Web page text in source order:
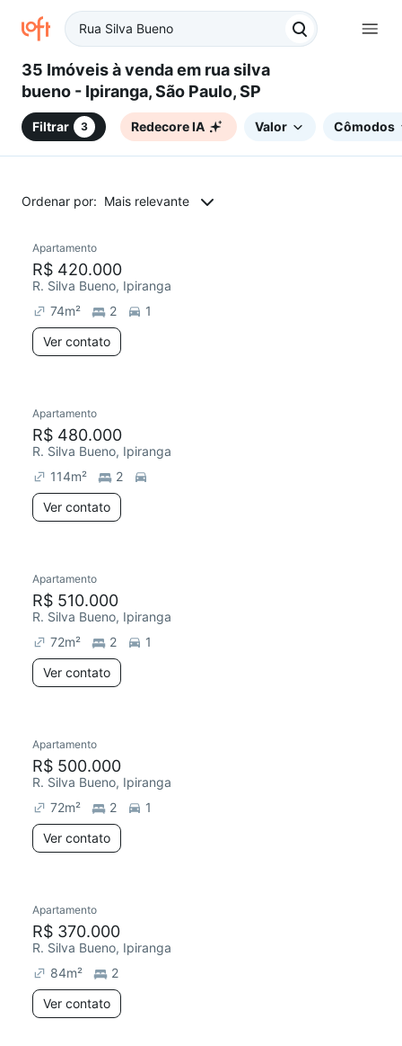
35 Imóveis à venda em rua silva
bueno - Ipiranga, São Paulo, SP
Filtrar 3 Redecore IA Valor Cômodos
Ordenar por: Mais relevante
Redecorar
Apartamento
R$ 420.000
R. Silva Bueno, Ipiranga
74m² 2
1
Ver contato
Chegou este mês
Apartamento
R$ 480.000
R. Silva Bueno, Ipiranga
114m²
2
Ver contato
Redecorar
Apartamento
R$ 510.000
R. Silva Bueno, Ipiranga
72m² 2
1
Ver contato
Redecorar
Apartamento
R$ 500.000
R. Silva Bueno, Ipiranga
72m² 2
1
Ver contato
Redecorar
Apartamento
R$ 370.000
R. Silva Bueno, Ipiranga
84m²
2
Ver contato